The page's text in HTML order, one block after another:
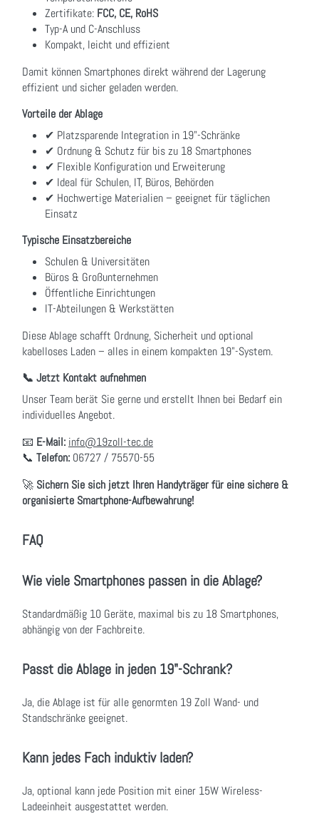
Zertifikate: FCC, CE, RoHS
Typ-A und C-Anschluss
Kompakt, leicht und effizient
Damit können Smartphones direkt während der Lagerung
effizient und sicher geladen werden.
Vorteile der Ablage
✔ Platzsparende Integration in 19"-Schränke
✔ Ordnung & Schutz für bis zu 18 Smartphones
✔ Flexible Konfiguration und Erweiterung
✔ Ideal für Schulen, IT, Büros, Behörden
✔ Hochwertige Materialien – geeignet für täglichen
Einsatz
Typische Einsatzbereiche
Schulen & Universitäten
Büros & Großunternehmen
Öffentliche Einrichtungen
IT-Abteilungen & Werkstätten
Diese Ablage schafft Ordnung, Sicherheit und optional
kabelloses Laden – alles in einem kompakten 19"-System.
📞 Jetzt Kontakt aufnehmen
Unser Team berät Sie gerne und erstellt Ihnen bei Bedarf ein
individuelles Angebot.
📧 E-Mail: info@19zoll-tec.de
📞 Telefon: 06727 / 75570-55
🚀 Sichern Sie sich jetzt Ihren Handyträger für eine sichere &
organisierte Smartphone-Aufbewahrung!
FAQ
Wie viele Smartphones passen in die Ablage?
Standardmäßig 10 Geräte, maximal bis zu 18 Smartphones,
abhängig von der Fachbreite.
Passt die Ablage in jeden 19"-Schrank?
Ja, die Ablage ist für alle genormten 19 Zoll Wand- und
Standschränke geeignet.
Kann jedes Fach induktiv laden?
Ja, optional kann jede Position mit einer 15W Wireless-
Ladeeinheit ausgestattet werden.